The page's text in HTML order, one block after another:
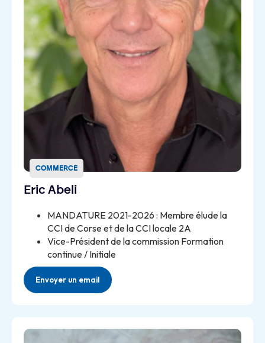
COMMERCE
Eric Abeli
MANDATURE 2021-2026 : Membre élude la
CCI de Corse et de la CCI locale 2A
Vice-Président de la commission Formation
continue / Initiale
Envoyer un email